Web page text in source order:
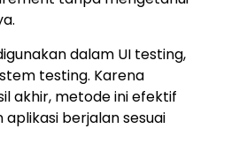
dalam UI testing,
testing. Karena
akhir, metode ini efektif
berjalan sesuai